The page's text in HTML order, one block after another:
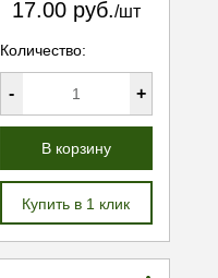
17.00 руб./шт
Количество:
- +
В корзину
Купить в 1 клик